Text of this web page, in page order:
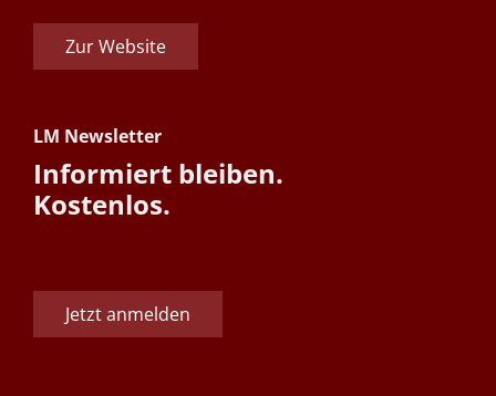
Zur Website
LM Newsletter
Informiert bleiben.
Kostenlos.
Jetzt anmelden